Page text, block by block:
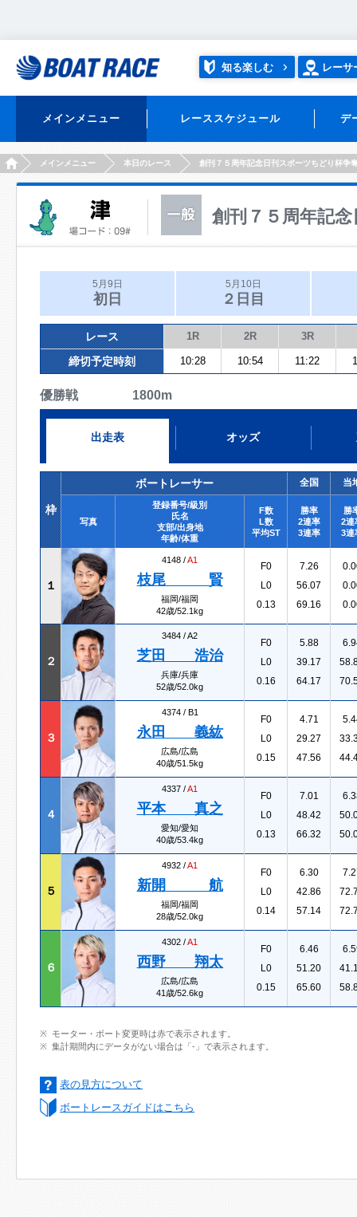
知る楽しむ レーサ
メインメニュー レーススケジュール デ
HOMEメインメニュー 本日のレース 創刊７５周年記念日刊スポーツちどり杯争
創刊７５周年記
5月9日
初日
5月10日
２日目
レース 1R 2R 3R
締切予定時刻 10:28 10:54 11:22
優勝戦 1800m
出走表 オッズ
枠
ボートレーサー 全国 当
写真
登録番号/級別
氏名
支部/出身地
年齢/体重
F数
L数
平均ST
勝率
2連率
3連率
勝
2連
3連
１
4148 /A1
枝尾 賢
福岡/福岡
42歳/52.1kg
F0
L0
0.13
7.26
56.07
69.16
２
3484 /A2
芝田 浩治
兵庫/兵庫
52歳/52.0kg
F0
L0
0.16
5.88
39.17
64.17
３
4374 / B1
永田 義紘
広島/広島
40歳/51.5kg
F0
L0
0.15
4.71
29.27
47.56
４
4337 /A1
平本 真之
愛知/愛知
40歳/53.4kg
F0
L0
0.13
7.01
48.42
66.32
５
4932 /A1
新開 航
福岡/福岡
28歳/52.0kg
F0
L0
0.14
6.30
42.86
57.14
６
4302 /A1
西野 翔太
広島/広島
41歳/52.6kg
F0
L0
0.15
6.46
51.20
65.60
モーター・ボート変更時は赤で表示されます。
集計期間内にデータがない場合は「-」で表示されます。
表の見方について
ボートレースガイドはこちら